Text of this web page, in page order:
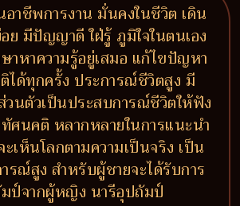
าชีพการงาน มั่นคงในชีวิต เดิน
ย มีปัญญาดี ใฝ่รู้ ภูมิใจในตนเอง
าหาความรู้อยู่เสมอ แก้ไขปัญหา
ได้ทุกครั้ง ประการณ์ชีวิตสูง มี
วนตัวเป็นประสบการณ์ชีวิตให้ฟัง
ศนคติ หลากหลายในการแนะนำ
เห็นโลกตามความเป็นจริง เป็น
รณ์สูง สำหรับผู้ชายจะได้รับการ
ป์จากผู้หญิง นารีอุปถัมป์